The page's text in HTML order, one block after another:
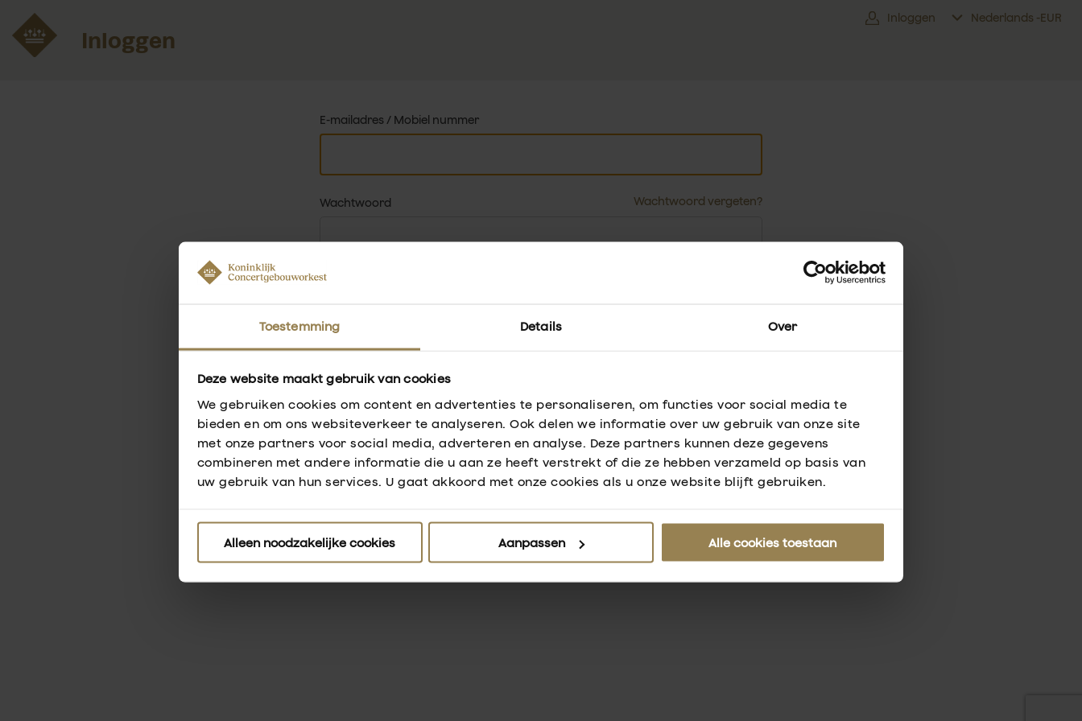
Toestemming Details Over
Deze website maakt gebruik van cookies
We gebruiken cookies om content en advertenties te personaliseren, om functies voor social media te
bieden en om ons websiteverkeer te analyseren. Ook delen we informatie over uw gebruik van onze site
met onze partners voor social media, adverteren en analyse. Deze partners kunnen deze gegevens
combineren met andere informatie die u aan ze heeft verstrekt of die ze hebben verzameld op basis van
uw gebruik van hun services. U gaat akkoord met onze cookies als u onze website blijft gebruiken.
Alleen noodzakelijke cookies Aanpassen Alle cookies toestaan
Ga terug
Inloggen
Inloggen Nederlands -EUR
E-mailadres / Mobiel nummer
Wachtwoord Wachtwoord vergeten?